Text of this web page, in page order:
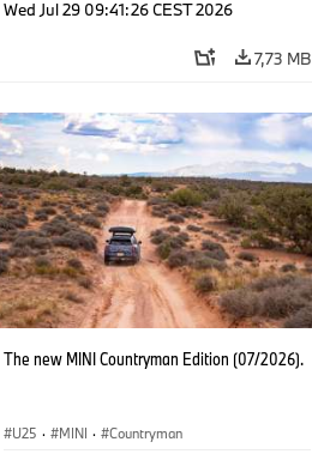
Wed Jul 29 09:41:26 CEST 2026
7,73 MB
The new MINI Countryman Edition (07/2026).
U25 · MINI · Countryman